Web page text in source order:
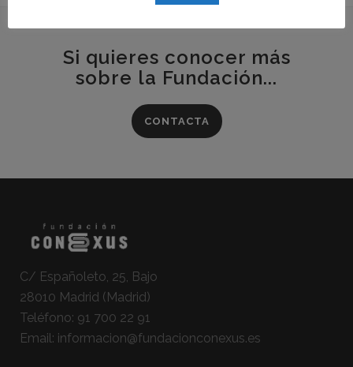
Si quieres conocer más
sobre la Fundación...
CONTACTA
C/ Españoleto, 25, Bajo
28010 Madrid (Madrid)
Teléfono: 91 700 22 91
Email: informacion@fundacionconexus.es